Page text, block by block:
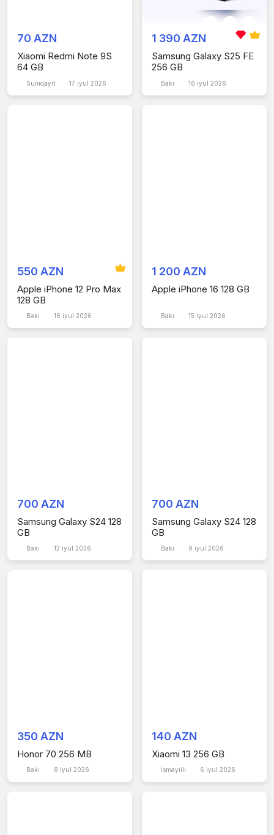
70 AZN
Xiaomi Redmi Note 9S
64 GB
Sumqayıt 17 iyul 2026
1 390 AZN
Samsung Galaxy S25 FE
256 GB
Bakı 16 iyul 2026
550 AZN
Apple iPhone 12 Pro Max
128 GB
Bakı 16 iyul 2026
1 200 AZN
Apple iPhone 16 128 GB
Bakı 15 iyul 2026
700 AZN
Samsung Galaxy S24 128
GB
Bakı 12 iyul 2026
700 AZN
Samsung Galaxy S24 128
GB
Bakı 9 iyul 2026
350 AZN
Honor 70 256 MB
Bakı 8 iyul 2026
140 AZN
Xiaomi 13 256 GB
İsmayıllı 6 iyul 2026